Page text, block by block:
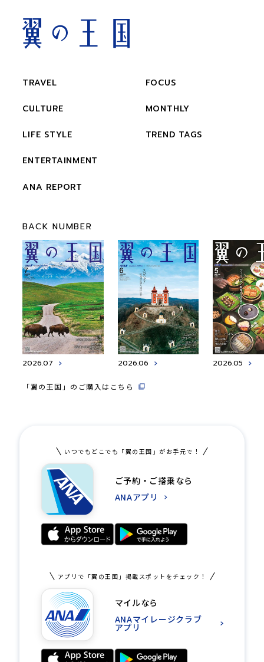
TRAVEL
CULTURE
LIFE STYLE
ENTERTAINMENT
ANA REPORT
FOCUS
MONTHLY
TREND TAGS
BACK NUMBER
2026.07 2026.06 2026.05
「翼の王国」のご購入はこちら
いつでもどこでも「翼の王国」がお手元で！
ご予約・ご搭乗なら
ANAアプリ
アプリで「翼の王国」掲載スポットをチェック！
マイルなら
ANAマイレージクラブ
アプリ